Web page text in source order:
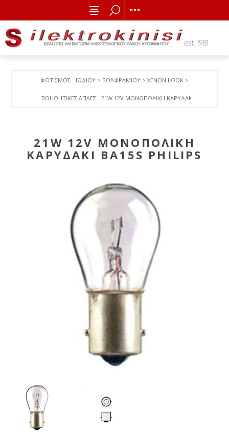
ΦΩΤΙΣΜΟΣ ΙΩΔΙΟΥ > ΒΟΛΦΡΑΜΙΟY > ΧΕΝΟΝ LOOK >
ΒΟΗΘΗΤΙΚΕΣ ΑΠΛΕΣ 21W 12V MONOΠΟΛΙΚΗ ΚΑΡΥΔΑΚΙ ΒΑ15S
21W 12V MONOΠΟΛΙΚΗ
ΚΑΡΥΔΑΚΙ ΒΑ15S PHILIPS